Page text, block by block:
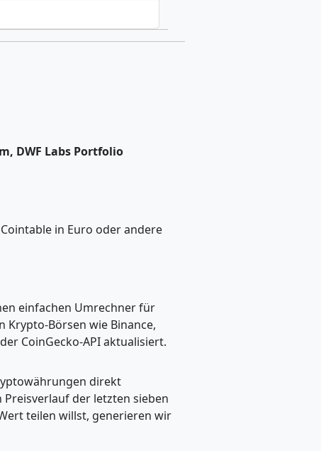
DWF Labs Portfolio
in Euro oder andere
einfachen Umrechner für
Krypto-Börsen wie Binance,
CoinGecko-API aktualisiert.
direkt
der letzten sieben
teilen willst, generieren wir